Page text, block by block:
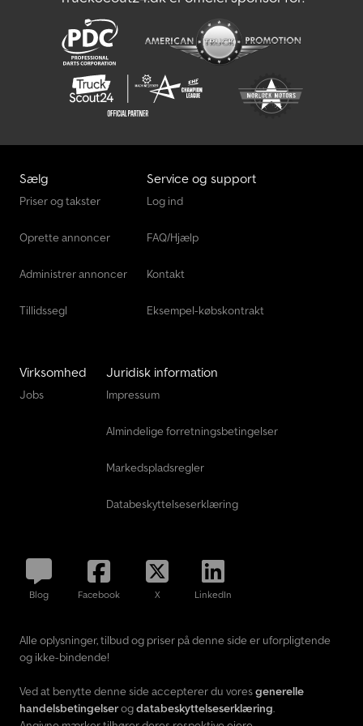
hjulophængning, høj presenning, varmgalvanisering, ubremset,
inkl. garanti, 13-polet stik, sidevægge i eloxeret, dobbeltvægget
aluminiumprofil, fast frontvæg og klap med robuste låse,
surringsøjer integreret i sidevæggene, trækkraft 400 kg pr.,
surringsøjer, Dekra-testet, multifunktionsbelysning integreret i
underridesikringen, hjørneforstærkninger med mulighed for
indsættelse, forudmonterede fastgørelsesknapper til fastgørelse
Sælg
Priser og takster
Oprette annoncer
Administrer annoncer
Tillidssegl
Service og support
Log ind
FAQ/Hjælp
Kontakt
Eksempel-købskontrakt
Virksomhed
Jobs
Juridisk information
Impressum
Almindelige forretningsbetingelser
Markedspladsregler
Databeskyttelseserklæring
Blog Facebook X LinkedIn
Alle oplysninger, tilbud og priser på denne side er uforpligtende
og ikke-bindende!
Ved at benytte denne side accepterer du voresgenerelle
handelsbetingelserogdatabeskyttelseserklæring.